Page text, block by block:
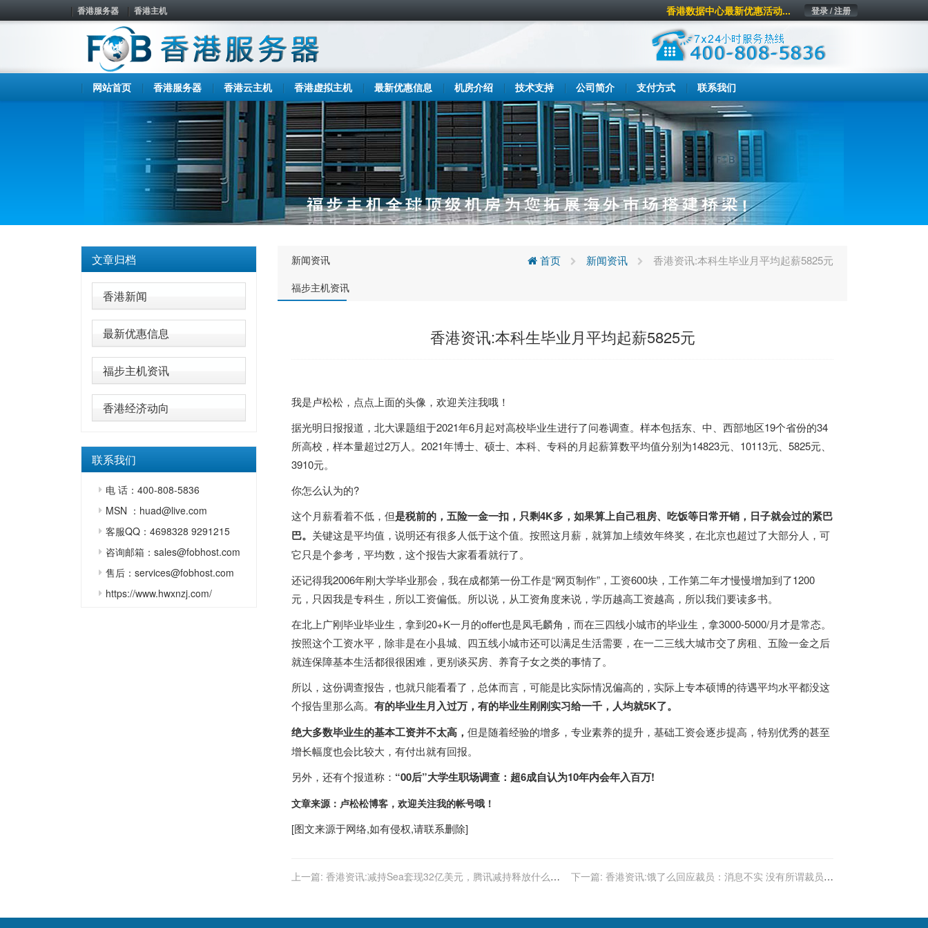
香港服务器 香港主机 登录 / 注册
香港数据中心最新优惠活动...
网站首页 香港服务器 香港云主机 香港虚拟主机 最新优惠信息 机房介绍 技术支持 公司简介 支付方式 联系我们
文章归档
香港新闻
最新优惠信息
福步主机资讯
香港经济动向
联系我们
电 话：400-808-5836
MSN ：huad@live.com
客服QQ：4698328 9291215
咨询邮箱：sales@fobhost.com
售后：services@fobhost.com
https://www.hwxnzj.com/
新闻资讯
福步主机资讯
首页 新闻资讯 香港资讯:本科生毕业月平均起薪5825元
香港资讯:本科生毕业月平均起薪5825元
我是卢松松，点点上面的头像，欢迎关注我哦！
据光明日报报道，北大课题组于2021年6月起对高校毕业生进行了问卷调查。样本包括东、中、西部地区19个省份的34
所高校，样本量超过2万人。2021年博士、硕士、本科、专科的月起薪算数平均值分别为14823元、10113元、5825元、
3910元。
你怎么认为的?
这个月薪看着不低，但是税前的，五险一金一扣，只剩4K多，如果算上自己租房、吃饭等日常开销，日子就会过的紧巴
巴。 关键这是平均值，说明还有很多人低于这个值。按照这月薪，就算加上绩效年终奖，在北京也超过了大部分人，可
它只是个参考，平均数，这个报告大家看看就行了。
还记得我2006年刚大学毕业那会，我在成都第一份工作是“网页制作”，工资600块，工作第二年才慢慢增加到了1200
元，只因我是专科生，所以工资偏低。所以说，从工资角度来说，学历越高工资越高，所以我们要读多书。
在北上广刚毕业毕业生，拿到20+K一月的offer也是凤毛麟角，而在三四线小城市的毕业生，拿3000-5000/月才是常态。
按照这个工资水平，除非是在小县城、四五线小城市还可以满足生活需要，在一二三线大城市交了房租、五险一金之后
就连保障基本生活都很很困难，更别谈买房、养育子女之类的事情了。
所以，这份调查报告，也就只能看看了，总体而言，可能是比实际情况偏高的，实际上专本硕博的待遇平均水平都没这
个报告里那么高。 有的毕业生月入过万，有的毕业生刚刚实习给一千，人均就5K了。
绝大多数毕业生的基本工资并不太高， 但是随着经验的增多，专业素养的提升，基础工资会逐步提高，特别优秀的甚至
增长幅度也会比较大，有付出就有回报。
另外，还有个报道称： “00后”大学生职场调查：超6成自认为10年内会年入百万!
文章来源：卢松松博客，欢迎关注我的帐号哦！
[图文来源于网络,如有侵权,请联系删除]
上一篇: 香港资讯:减持Sea套现32亿美元，腾讯减持释放什么信
下一篇: 香港资讯:饿了么回应裁员：消息不实 没有所谓裁员计